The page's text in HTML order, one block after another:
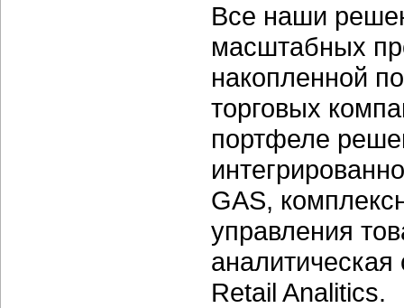
Все наши
масштабных
накопленной
торговых
портфеле
GAS,
управления
Retail Analitics.